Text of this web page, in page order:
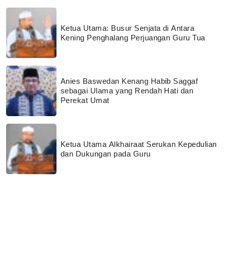
Ketua Utama: Busur Senjata di Antara
Kening Penghalang Perjuangan Guru Tua
Anies Baswedan Kenang Habib Saggaf
sebagai Ulama yang Rendah Hati dan
Perekat Umat
Ketua Utama Alkhairaat Serukan Kepedulian
dan Dukungan pada Guru